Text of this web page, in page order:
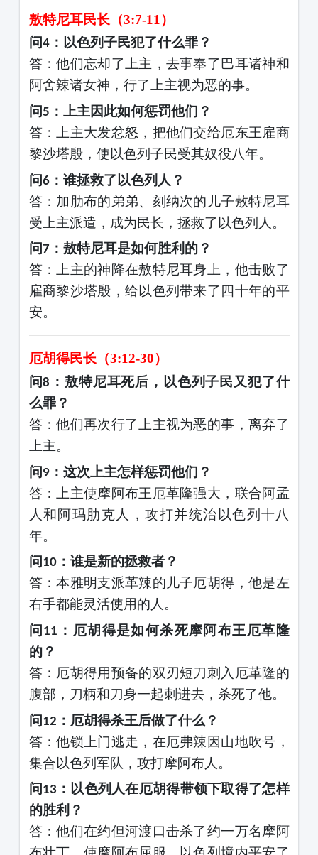
敖特尼耳民长（3:7-11）
问4：以色列子民犯了什么罪？
答：他们忘却了上主，去事奉了巴耳诸神和
阿舍辣诸女神，行了上主视为恶的事。
问5 ：上主因此如何惩罚他们？
答：上主大发忿怒，把他们交给厄东王雇商
黎沙塔殷，使以色列子民受其奴役八年。
问6：谁拯救了以色列人？
答：加肋布的弟弟、刻纳次的儿子敖特尼耳
受上主派遣，成为民长，拯救了以色列人。
问7：敖特尼耳是如何胜利的？
答：上主的神降在敖特尼耳身上，他击败了
雇商黎沙塔殷，给以色列带来了四十年的平
安。
厄胡得民长（3:12-30）
问8 ：敖特尼耳死后，以色列子民又犯了什
么罪？
答：他们再次行了上主视为恶的事，离弃了
上主。
问9：这次上主怎样惩罚他们？
答：上主使摩阿布王厄革隆强大，联合阿孟
人和阿玛肋克人，攻打并统治以色列十八
年。
问 10：谁是新的拯救者？
答：本雅明支派革辣的儿子厄胡得，他是左
右手都能灵活使用的人。
问 11 ：厄胡得是如何杀死摩阿布王厄革隆
的？
答：厄胡得用预备的双刃短刀刺入厄革隆的
腹部，刀柄和刀身一起刺进去，杀死了他。
问12 ：厄胡得杀王后做了什么？
答：他锁上门逃走，在厄弗辣因山地吹号，
集合以色列军队，攻打摩阿布人。
问 13 ：以色列人在厄胡得带领下取得了怎样
的胜利？
答：他们在约但河渡口击杀了约一万名摩阿